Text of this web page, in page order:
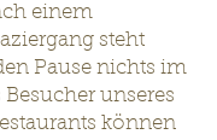
einem
steht
Pause nichts im
Besucher unseres
können